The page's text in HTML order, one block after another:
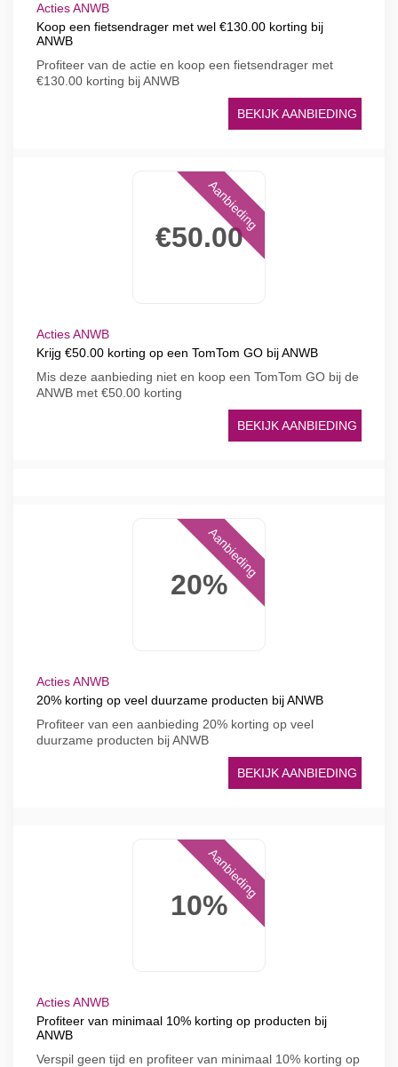
Acties ANWB
Koop een fietsendrager met wel €130.00 korting bij
ANWB
Profiteer van de actie en koop een fietsendrager met
€130.00 korting bij ANWB
BEKIJK AANBIEDING
€50.00
Aanbieding
Acties ANWB
Krijg €50.00 korting op een TomTom GO bij ANWB
Mis deze aanbieding niet en koop een TomTom GO bij de
ANWB met €50.00 korting
BEKIJK AANBIEDING
20%
Aanbieding
Acties ANWB
20% korting op veel duurzame producten bij ANWB
Profiteer van een aanbieding 20% korting op veel
duurzame producten bij ANWB
BEKIJK AANBIEDING
10%
Aanbieding
Acties ANWB
Profiteer van minimaal 10% korting op producten bij
ANWB
Verspil geen tijd en profiteer van minimaal 10% korting op